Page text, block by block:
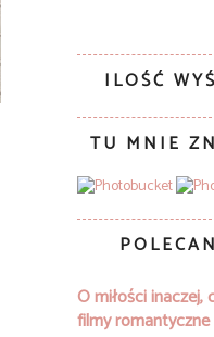
ILOŚĆ
TU MNIE
O miłości inaczej,
filmy romantyczne